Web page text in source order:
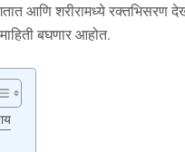
आणि शरीरामध्ये रक्तभिसरण
बघणार आहोत.